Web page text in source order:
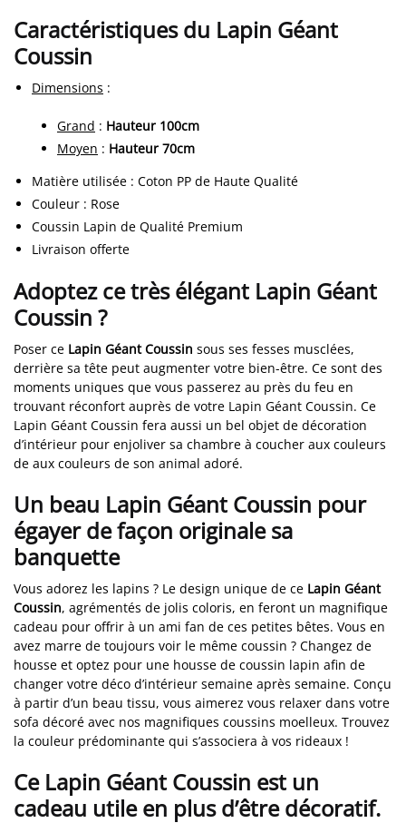
Caractéristiques du Lapin Géant
Coussin
Dimensions :
Grand : Hauteur 100cm
Moyen : Hauteur 70cm
Matière utilisée : Coton PP de Haute Qualité
Couleur : Rose
Coussin Lapin de Qualité Premium
Livraison offerte
Adoptez ce très élégant Lapin Géant
Coussin ?
Poser ce Lapin Géant Coussin sous ses fesses musclées,
derrière sa tête peut augmenter votre bien-être. Ce sont des
moments uniques que vous passerez au près du feu en
trouvant réconfort auprès de votre Lapin Géant Coussin. Ce
Lapin Géant Coussin fera aussi un bel objet de décoration
d’intérieur pour enjoliver sa chambre à coucher aux couleurs
de aux couleurs de son animal adoré.
Un beau Lapin Géant Coussin pour
égayer de façon originale sa
banquette
Vous adorez les lapins ? Le design unique de ce Lapin Géant
Coussin, agrémentés de jolis coloris, en feront un magnifique
cadeau pour offrir à un ami fan de ces petites bêtes. Vous en
avez marre de toujours voir le même coussin ? Changez de
housse et optez pour une housse de coussin lapin afin de
changer votre déco d’intérieur semaine après semaine. Conçu
à partir d’un beau tissu, vous aimerez vous relaxer dans votre
sofa décoré avec nos magnifiques coussins moelleux. Trouvez
la couleur prédominante qui s’associera à vos rideaux !
Ce Lapin Géant Coussin est un
cadeau utile en plus d’être décoratif.